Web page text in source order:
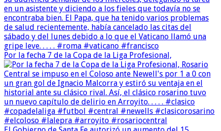
Por la fecha 7 de la Copa de la Liga Profesional,